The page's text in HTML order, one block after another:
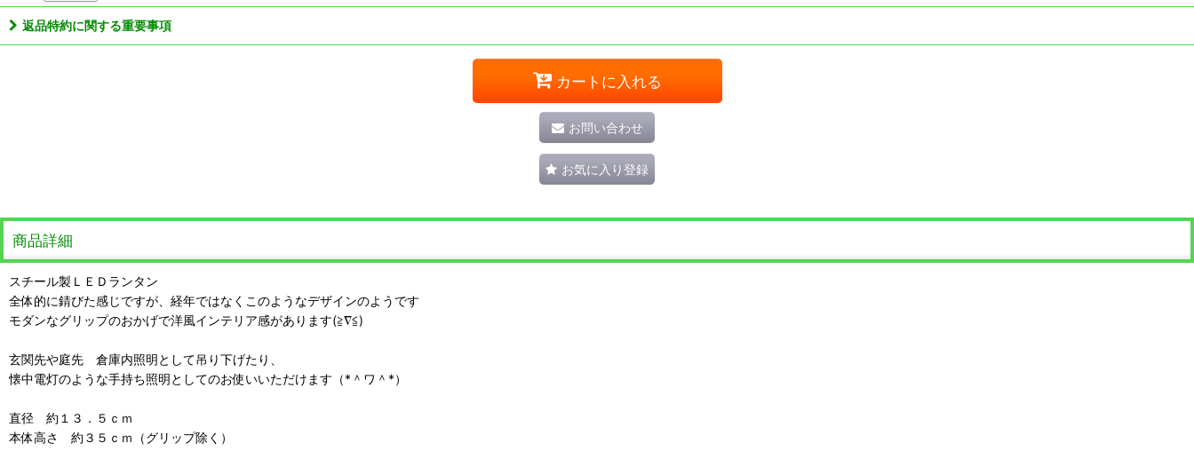
返品特約に関する重要事項
カートに入れる
お問い合わせ
お気に入り登録
商品詳細
スチール製ＬＥＤランタン
全体的に錆びた感じですが、経年ではなくこのようなデザインのようです
モダンなグリップのおかげで洋風インテリア感があります(≧∇≦)
玄関先や庭先 倉庫内照明として吊り下げたり、
懐中電灯のような手持ち照明としてのお使いいただけます（*＾ワ＾*）
直径 約１３．５ｃｍ
本体高さ 約３５ｃｍ（グリップ除く）